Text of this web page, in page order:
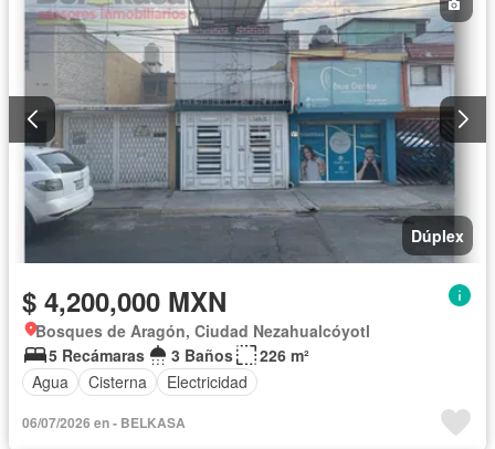
Dúplex
$ 4,200,000 MXN
Bosques de Aragón, Ciudad Nezahualcóyotl
5 Recámaras
3 Baños
226 m²
Agua
Cisterna Electricidad
06/07/2026 en - BELKASA